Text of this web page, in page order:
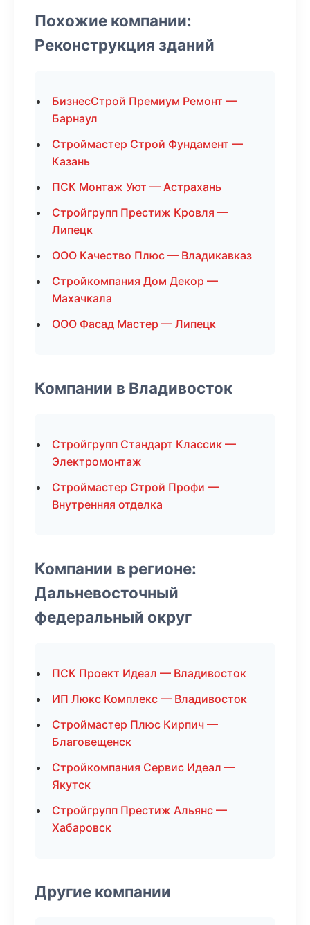
Похожие компании:
Реконструкция зданий
БизнесСтрой Премиум Ремонт —
Барнаул
Строймастер Строй Фундамент —
Казань
ПСК Монтаж Уют — Астрахань
Стройгрупп Престиж Кровля —
Липецк
ООО Качество Плюс — Владикавказ
Стройкомпания Дом Декор —
Махачкала
ООО Фасад Мастер — Липецк
Компании в Владивосток
Стройгрупп Стандарт Классик —
Электромонтаж
Строймастер Строй Профи —
Внутренняя отделка
Компании в регионе:
Дальневосточный
федеральный округ
ПСК Проект Идеал — Владивосток
ИП Люкс Комплекс — Владивосток
Строймастер Плюс Кирпич —
Благовещенск
Стройкомпания Сервис Идеал —
Якутск
Стройгрупп Престиж Альянс —
Хабаровск
Другие компании